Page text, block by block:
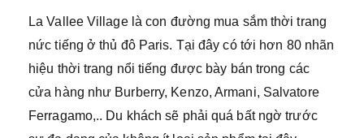
La Vallee Village là con đường mua sắm thời trang
nức tiếng ở thủ đô Paris. Tại đây có tới hơn 80 nhãn
hiệu thời trang nổi tiếng được bày bán trong các
cửa hàng như Burberry, Kenzo, Armani, Salvatore
Ferragamo,.. Du khách sẽ phải quá bất ngờ trước